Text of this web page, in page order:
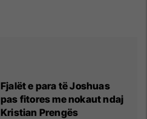
Fjalët e para të Joshuas
pas fitores me nokaut ndaj
Kristian Prengës